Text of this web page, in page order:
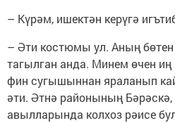
– Күрәм, ишектән керүгә
– Әти костюмы ул. Аның
тагылган анда. Минем өчен иң
фин сугышыннан яраланып
әти. Әтнә районының
авылларында колхоз рәисе